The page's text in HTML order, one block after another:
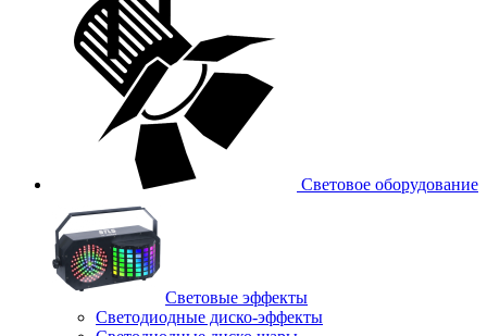
Световое оборудование
Световые эффекты
Светодиодные диско-эффекты